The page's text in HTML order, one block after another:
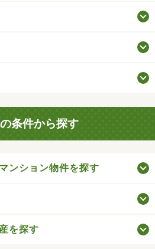
条件から探す
ンション物件を探す
を探す